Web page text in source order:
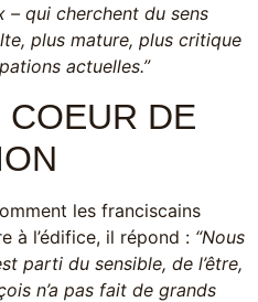
– qui cherchent du sens
plus mature, plus critique
actuelles.”
DE
les franciscains
à l’édifice, il répond : “Nous
parti du sensible, de l’être,
n’a pas fait de grands